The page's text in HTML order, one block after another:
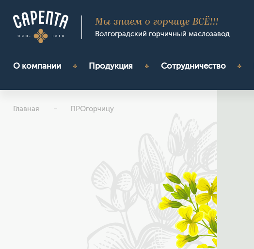
Мы знаем о горчице ВСЁ!!!
Волгоградский горчичный маслозавод
О компании Продукция Сотрудничество
Главная ПРОгорчицу